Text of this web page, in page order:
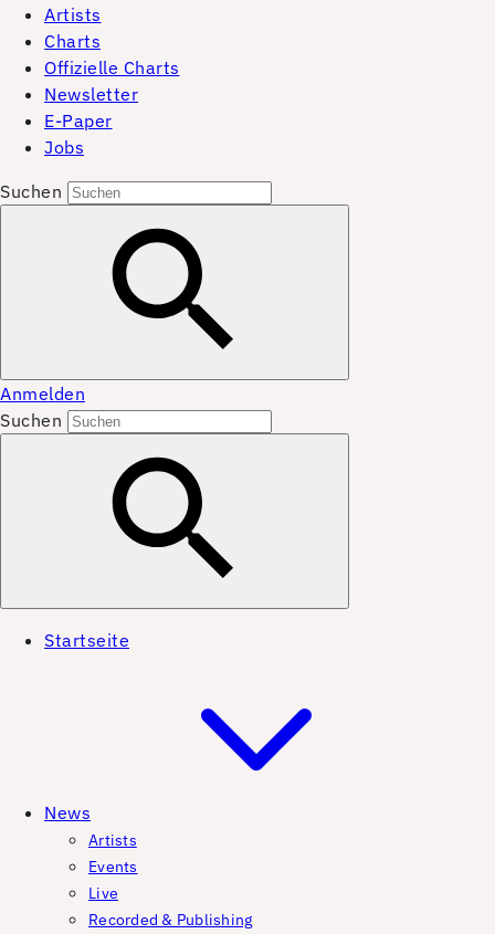
Artists
Charts
Offizielle Charts
Newsletter
E-Paper
Jobs
Suchen
Anmelden
Suchen
Startseite
News
Artists
Events
Live
Recorded & Publishing